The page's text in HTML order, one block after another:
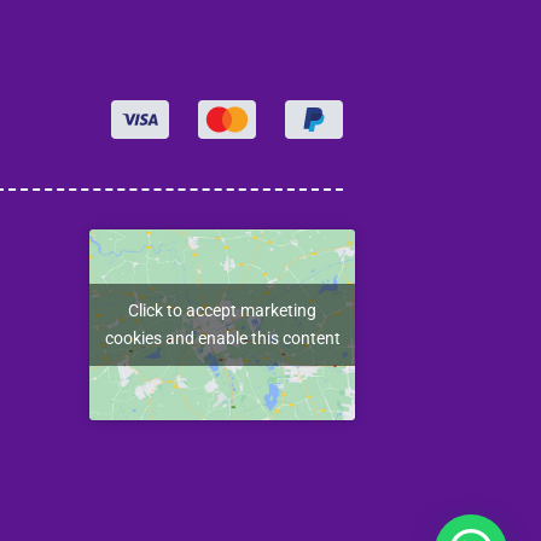
Click to accept marketing
cookies and enable this content